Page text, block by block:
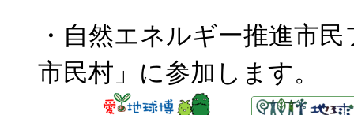
・自然エネルギー推進市
市民村」に参加します。